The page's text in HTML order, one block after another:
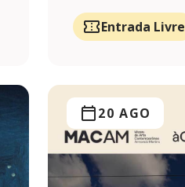
Entrada Livre
20 AGO